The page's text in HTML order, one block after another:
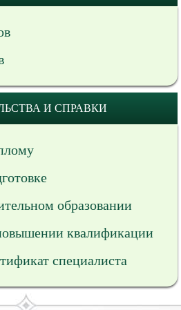
И СПРАВКИ
образовании
квалификации
специалиста